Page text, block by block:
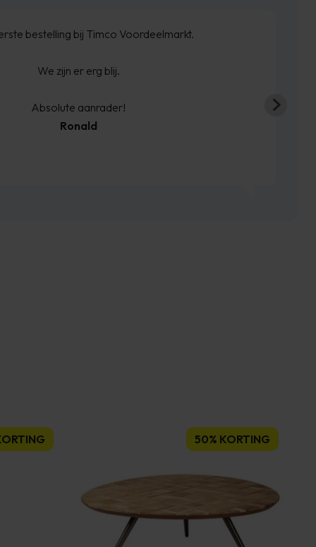
beloofd binnen de weken geleverd. Netjes op de
boxspring is zoals we verwacht hadden.
50% KORTING